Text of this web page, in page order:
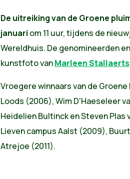
De uitreiking van de Groene
januari om 11 uur, tijdens de
Wereldhuis. De genomineerden
kunstfoto vanMarleen Stallaerts
Vroegere winnaars van de
Loods (2006), Wim D'Haeseleer
Heidelien Bultinck en Steven Plas
Lieven campus Aalst (2009),
Atrejoe (2011).